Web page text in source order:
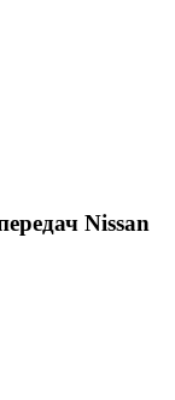
Nissan